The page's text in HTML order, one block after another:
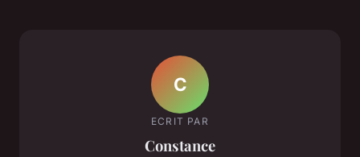
C
ECRIT PAR
Constance